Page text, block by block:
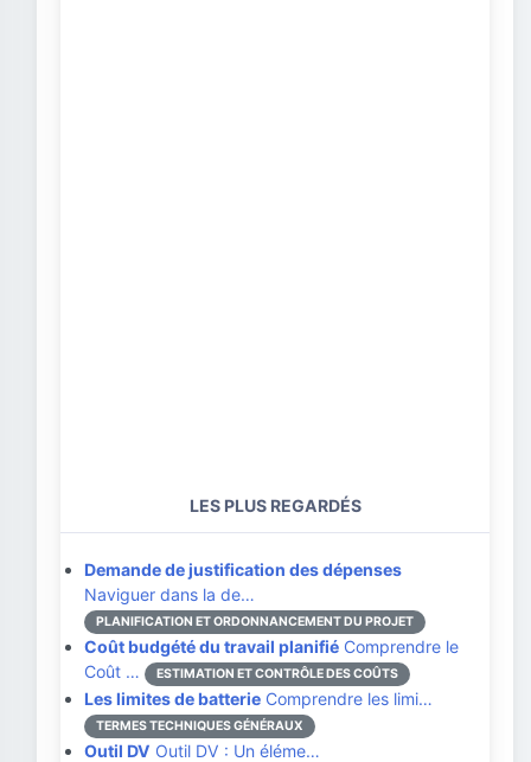
LES PLUS REGARDÉS
Demande de justification des dépenses
Naviguer dans la de…
PLANIFICATION ET ORDONNANCEMENT DU PROJET
Coût budgété du travail planifié Comprendre le
Coût …
ESTIMATION ET CONTRÔLE DES COÛTS
Les limites de batterie Comprendre les limi…
TERMES TECHNIQUES GÉNÉRAUX
Outil DV Outil DV : Un éléme…